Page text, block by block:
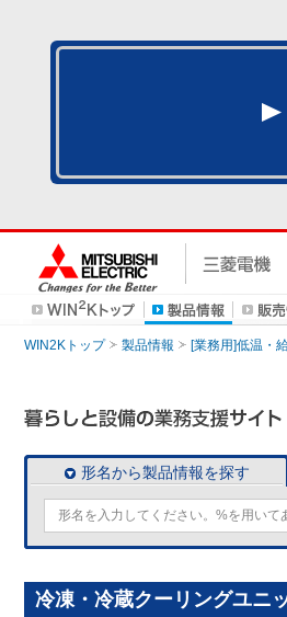
WIN2Kトップ 製品情報 [業務用]低温・
形名から製品情報を探す
冷凍・冷蔵クーリングユニ